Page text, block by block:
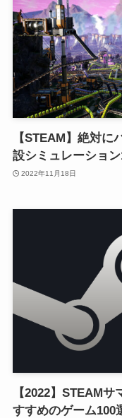
【STEAM】絶対
設シミュレーショ
2022年11月18日
【2022】STEAM
すすめのゲーム100